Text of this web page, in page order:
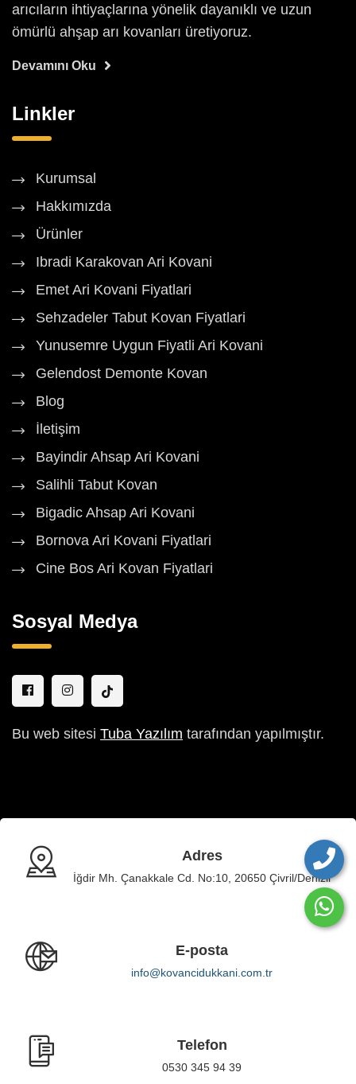
arıcıların ihtiyaçlarına yönelik dayanıklı ve uzun
ömürlü ahşap arı kovanları üretiyoruz.
Devamını Oku
Linkler
Kurumsal
Hakkımızda
Ürünler
Ibradi Karakovan Ari Kovani
Emet Ari Kovani Fiyatlari
Sehzadeler Tabut Kovan Fiyatlari
Yunusemre Uygun Fiyatli Ari Kovani
Gelendost Demonte Kovan
Blog
İletişim
Bayindir Ahsap Ari Kovani
Salihli Tabut Kovan
Bigadic Ahsap Ari Kovani
Bornova Ari Kovani Fiyatlari
Cine Bos Ari Kovan Fiyatlari
Sosyal Medya
Bu web sitesi Tuba Yazılım tarafından yapılmıştır.
Adres
İğdir Mh. Çanakkale Cd. No:10, 20650 Çivril/Denizli
E-posta
info@kovancidukkani.com.tr
Telefon
0530 345 94 39